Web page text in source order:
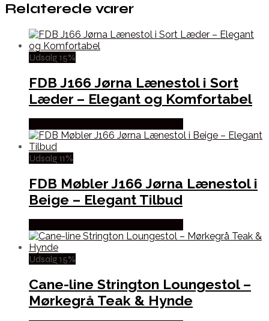
Relaterede varer
Udsalg 15%
FDB J166 Jørna Lænestol i Sort
Læder – Elegant og Komfortabel
Udsalg 11%
FDB Møbler J166 Jørna Lænestol i
Beige – Elegant Tilbud
Udsalg 15%
Cane-line Strington Loungestol –
Mørkegrå Teak & Hynde